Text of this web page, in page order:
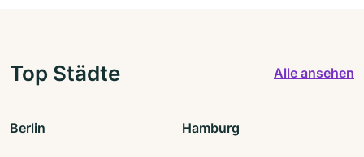
Top Städte Alle ansehen
Berlin Hamburg